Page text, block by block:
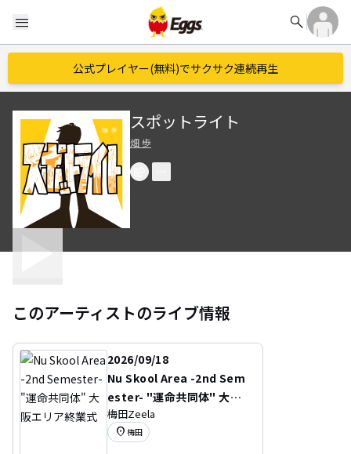
menu search
公式プレイヤー(無料)でサクサク連続再生
スポットライト
畑 歩
このアーティストのライブ情報
2026/09/18
Nu Skool Area -2nd Sem
ester- "運命共同体" 大阪
エリア終業式
梅田Zeela
location_on 梅田